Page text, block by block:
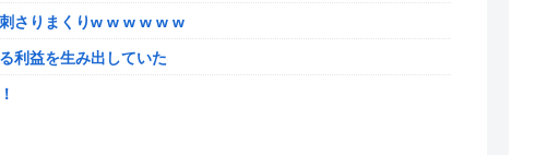
さりまくりw w w w w w
利益を生み出していた